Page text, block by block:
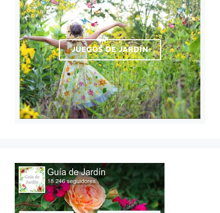
JUEGOS DE JARDÍN